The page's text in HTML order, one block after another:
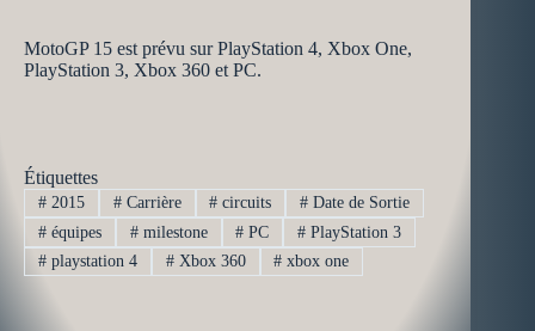
MotoGP 15 est prévu sur PlayStation 4, Xbox One,
PlayStation 3, Xbox 360 et PC.
Étiquettes
#2015 #Carrière # circuits # Date de Sortie
#équipes #milestone # PC # PlayStation 3
#playstation 4 #Xbox 360 # xbox one